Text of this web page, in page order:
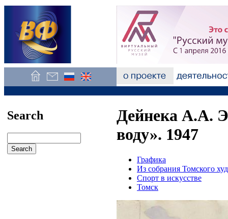
Search
Дейнека А.А.
воду». 1947
Графика
Из собрания Томского
Спорт в искусстве
Томск